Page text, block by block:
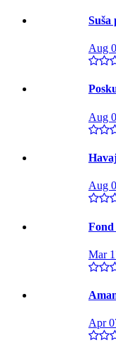
Suša
Aug
Aug
Aug
Fond
Mar
Apr